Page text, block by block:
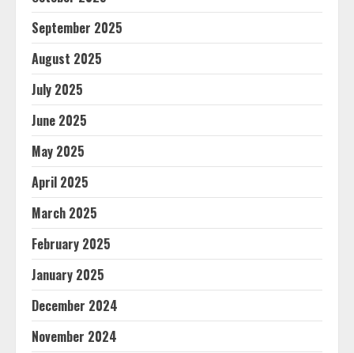
September 2025
August 2025
July 2025
June 2025
May 2025
April 2025
March 2025
February 2025
January 2025
December 2024
November 2024